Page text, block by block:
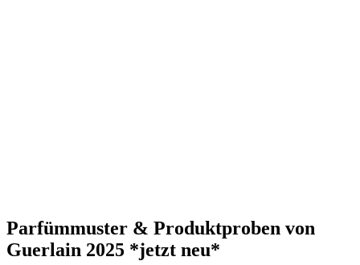
Parfümmuster & Produktproben von
Guerlain 2025 *jetzt neu*